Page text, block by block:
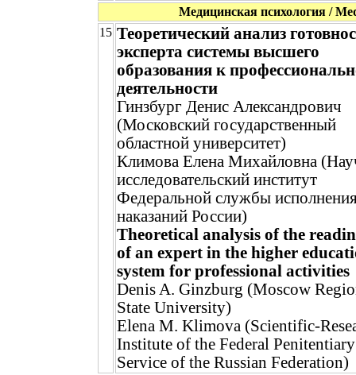
Медицинская психология /
15 Теоретический анализ
эксперта системы высшего
образования к
деятельности
Гинзбург Денис Александрович
(Московский государственный
областной университет)
Климова Елена Михайловна
исследовательский институт
Федеральной службы
наказаний России)
Theoretical analysis of the
of an expert in the higher
system for professional activities
Denis A. Ginzburg (Moscow
State University)
Elena M. Klimova (Scientific-
Institute of the Federal Penitentiary
Service of the Russian Federation)